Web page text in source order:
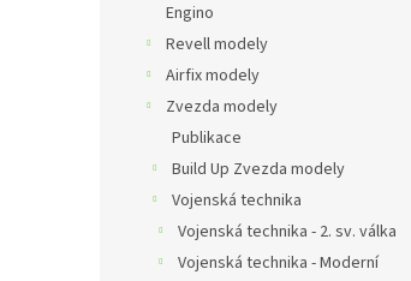
Engino
Revell modely
Airfix modely
Zvezda modely
Publikace
Build Up Zvezda modely
Vojenská technika
Vojenská technika - 2. sv. válka
Vojenská technika - Moderní